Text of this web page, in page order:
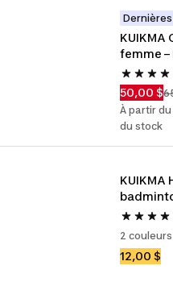
KUIKMA
femme –
50,00 $
À partir
du stock
KUIKMA
2 couleurs
12,00 $